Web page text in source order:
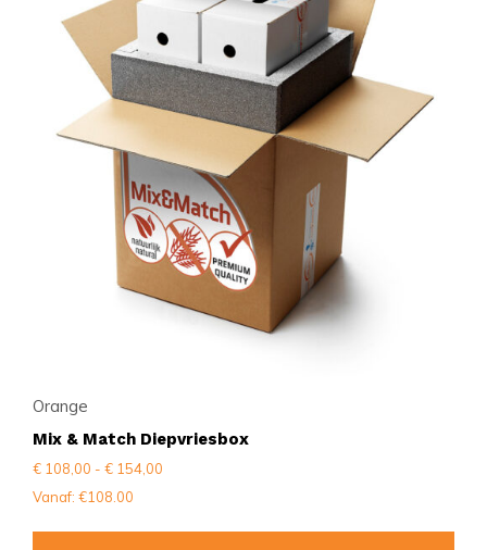
Orange
Mix & Match Diepvriesbox
€ 108,00 - € 154,00
€ 154,00
Vanaf: €108.00